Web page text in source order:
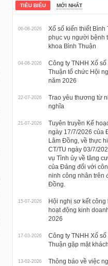
TIÊU BIỂU MỚI NHẤT
06-08-2026
Xổ số kiến thiết Bình
phục vụ người bệnh
khoa Bình Thuận
04-08-2026
Công ty TNHH Xổ
Thuận tổ chức Hội
năm 2026
22-07-2026
Trao yêu thương từ
nghĩa
21-07-2026
Tuyên truyền Kế
ngày 17/7/2026 của
Lâm Đồng, về thực
CT/TU ngày 03/7/
vụ Tỉnh ủy về tăng
của Đảng đối với
ninh công nhân trên
Đồng.
15-07-2026
Hội nghị sơ kết
hoạt động kinh
2026
17-03-2026
Công ty TNHH Xổ
Thuận gặp mặt
13-02-2026
Thông báo về việc